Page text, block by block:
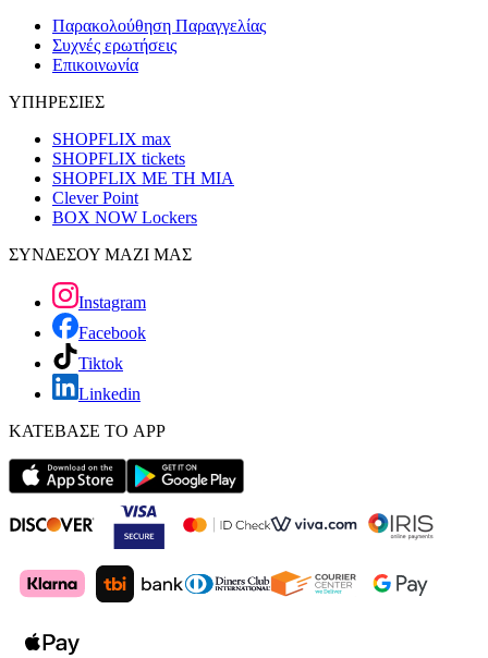
Παρακολούθηση Παραγγελίας
Συχνές ερωτήσεις
Επικοινωνία
ΥΠΗΡΕΣΙΕΣ
SHOPFLIX max
SHOPFLIX tickets
SHOPFLIX ΜΕ ΤΗ ΜΙΑ
Clever Point
BOX NOW Lockers
ΣΥΝΔΕΣΟΥ ΜΑΖΙ ΜΑΣ
Instagram
Facebook
Tiktok
Linkedin
ΚΑΤΕΒΑΣΕ ΤΟ APP